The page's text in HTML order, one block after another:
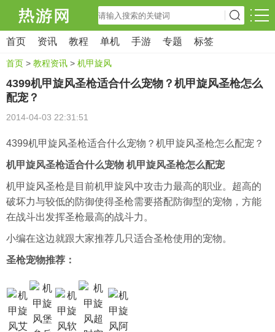
首页 资讯 教程 单机 手游 专题 标签
首页 > 教程资讯 > 机甲旋风
4399机甲旋风圣枪适合什么宠物？机甲旋风圣枪怎么
配宠？
2014-04-03 22:31:51
4399机甲旋风圣枪适合什么宠物？机甲旋风圣枪怎么配宠？
机甲旋风圣枪适合什么宠物 机甲旋风圣枪怎么配宠
机甲旋风圣枪是目前机甲旋风中攻击力最高的职业。超高的
破坏力与较低的防御使得圣枪需要搭配防御型的宠物，方能
在战斗出发挥圣枪最高的战斗力。
小编在这边就跟大家推荐几只适合圣枪使用的宠物。
圣枪宠物推荐：